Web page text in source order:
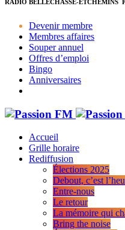
RADIO BELLECHASSE-ETCHEMINS
Devenir membre
Membres affaires
Souper annuel
Offres d’emploi
Bingo
Anniversaires
Accueil
Grille horaire
Rediffusion
Élections 2025
Debout, c’est
Entre-nous
Le retour
La mémoire qui
Bring the noise